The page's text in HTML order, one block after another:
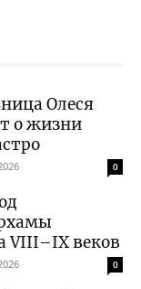
Олеся
о жизни
0
VIII–IX веков
0